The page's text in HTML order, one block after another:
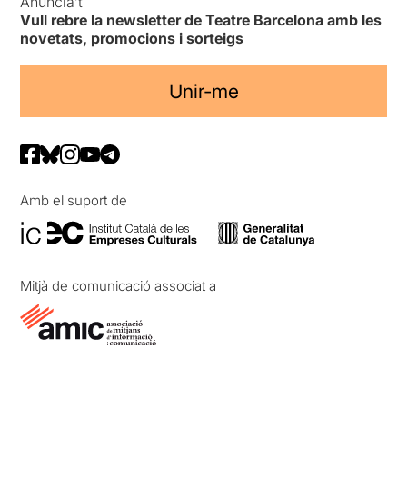
Vull rebre la newsletter de Teatre Barcelona amb les
novetats, promocions i sorteigs
Unir-me
Amb el suport de
Mitjà de comunicació associat a